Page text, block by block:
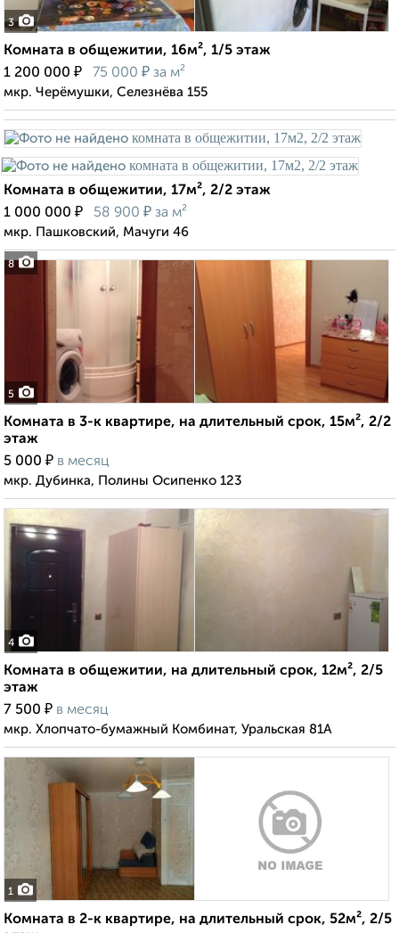
3
Комната в общежитии, 16м², 1/5 этаж
1 200 000 ₽ 75 000 ₽ за м²
мкр. Черёмушки, Селезнёва 155
8
Комната в общежитии, 17м², 2/2 этаж
1 000 000 ₽ 58 900 ₽ за м²
мкр. Пашковский, Мачуги 46
5
Комната в 3-к квартире, на длительный срок, 15м², 2/2
этаж
5 000 ₽ в месяц
мкр. Дубинка, Полины Осипенко 123
4
Комната в общежитии, на длительный срок, 12м², 2/5
этаж
7 500 ₽ в месяц
мкр. Хлопчато-бумажный Комбинат, Уральская 81А
1
Комната в 2-к квартире, на длительный срок, 52м², 2/5